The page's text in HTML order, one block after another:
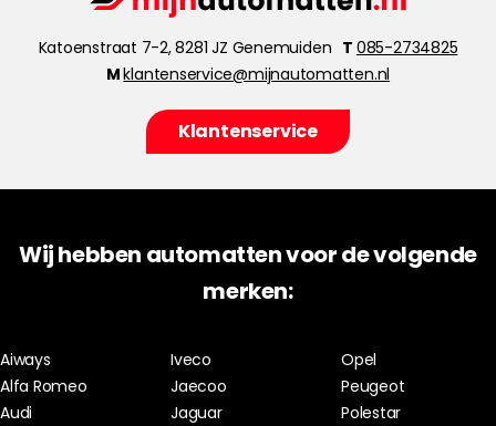
Katoenstraat 7-2, 8281 JZ Genemuiden T 085-2734825
Mklantenservice@mijnautomatten.nl
Klantenservice
Wij hebben automatten voor de volgende
merken:
Aiways
Alfa Romeo
Audi
Iveco
Jaecoo
Jaguar
Opel
Peugeot
Polestar